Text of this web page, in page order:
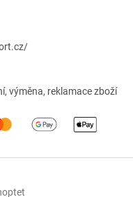
výměna, reklamace zboží